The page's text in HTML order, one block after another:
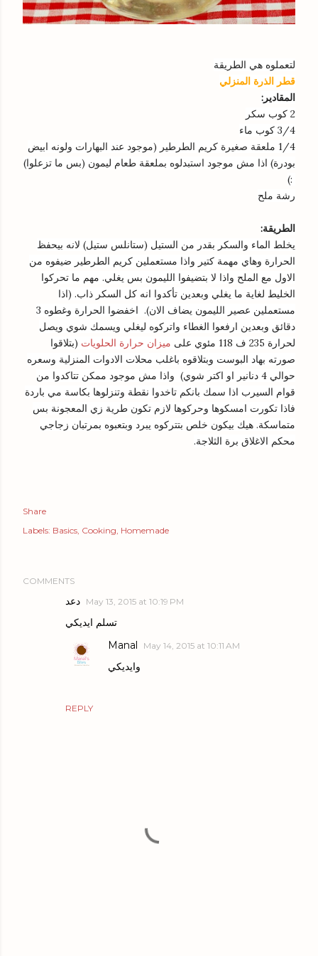
لتعملوه هي الطريقة
قطر الذرة المنزلي
المقادير:
2 كوب سكر
3/4 كوب ماء
1/4 ملعقة صغيرة كريم الطرطير (موجود عند البهارات ولونه ابيض
بودرة) اذا مش موجود استبدلوه بملعقة طعام ليمون (بس ما تزعلوا)
:)
رشة ملح
الطريقة:
يخلط الماء والسكر بقدر من الستيل (ستانلس ستيل) لانه بيحفظ
الحرارة وهاي مهمة كتير واذا مستعملين كريم الطرطير ضيفوه من
الاول مع الملح واذا لا بتضيفوا الليمون بس يغلي. مهم ما تحركوا
الخليط لغاية ما يغلي وبعدين تأكدوا انه كل السكر ذاب. (اذا
مستعملين عصير الليمون يضاف الان). اخفضوا الحرارة وغطوه 3
دقائق وبعدين ارفعوا الغطاء واتركوه ليغلي ويسمك شوي ويصل
لحرارة 235 ف 118 مئوي على
ميزان حرارة الحلويات (بتلاقوا
صورته بهاد البوست وبتلاقوه باغلب محلات الادوات المنزلية وسعره
حوالي 4 دنانير او اكتر شوي) واذا مش موجود ممكن تتاكدوا من
قوام السيرب اذا سمك بانكم تاخدوا نقطة وتنزلوها بكاسة مي باردة
فاذا تكورت امسكوها وحركوها لازم تكون طرية زي المعجونة بس
متماسكة. هيك بيكون خلص بتتركوه يبرد وبتعبوه بمرتبان زجاجي
محكم الاغلاق برة الثلاجة.
Share
Labels: Basics Cooking Homemade
COMMENTS
دعد May 13, 2015 at 10:19 PM
تسلم ايديكي
REPLY
Manal May 14, 2015 at 10:11 AM
وايديكي